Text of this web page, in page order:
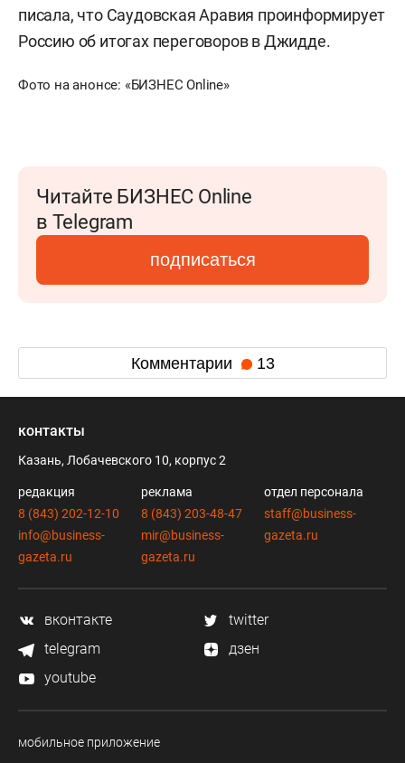
писала, что Саудовская Аравия проинформирует
Россию об итогах переговоров в Джидде.
Фото на анонсе: «БИЗНЕС Online»
Читайте БИЗНЕС Online
в Telegram
подписаться
Комментарии 13
контакты
Казань, Лобачевского 10, корпус 2
редакция
8 (843) 202-12-10
info@business-
gazeta.ru
реклама
8 (843) 203-48-47
mir@business-
gazeta.ru
отдел персонала
staff@business-
gazeta.ru
вконтакте
twitter
telegram
дзен
youtube
мобильное приложение